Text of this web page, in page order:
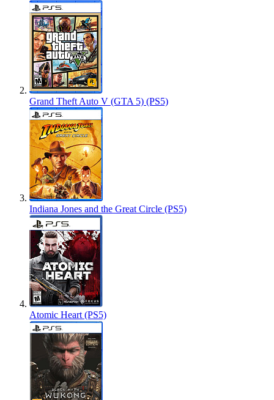
Grand Theft Auto V (GTA 5) (PS5)
Indiana Jones and the Great Circle (PS5)
Atomic Heart (PS5)